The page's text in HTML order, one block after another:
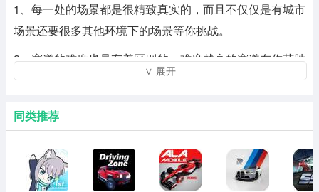
1、每一处的场景都是很精致真实的，而且不仅仅是有城市
场景还要很多其他环境下的场景等你挑战。
2、赛道的难度也是有着区别的，难度越高的赛道在你获胜
之后你能获得的奖励就会更加的丰富。
3、选择一辆你喜欢的跑车在各种不同环境下的赛道上进行
比赛，超越所有的对手成为第一名。
游戏特色：
1、可以说游戏的赛车体验还是很真实的，能让每一位玩家
∨ 展开
同类推荐